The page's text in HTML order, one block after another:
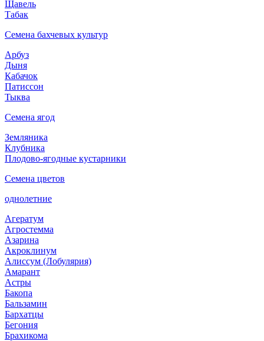
Щавель
Табак
Семена бахчевых культур
Арбуз
Дыня
Кабачок
Патиссон
Тыква
Семена ягод
Земляника
Клубника
Плодово-ягодные кустарники
Семена цветов
однолетние
Агератум
Агростемма
Азарина
Акроклинум
Алиссум (Лобулярия)
Амарант
Астры
Бакопа
Бальзамин
Бархатцы
Бегония
Брахикома